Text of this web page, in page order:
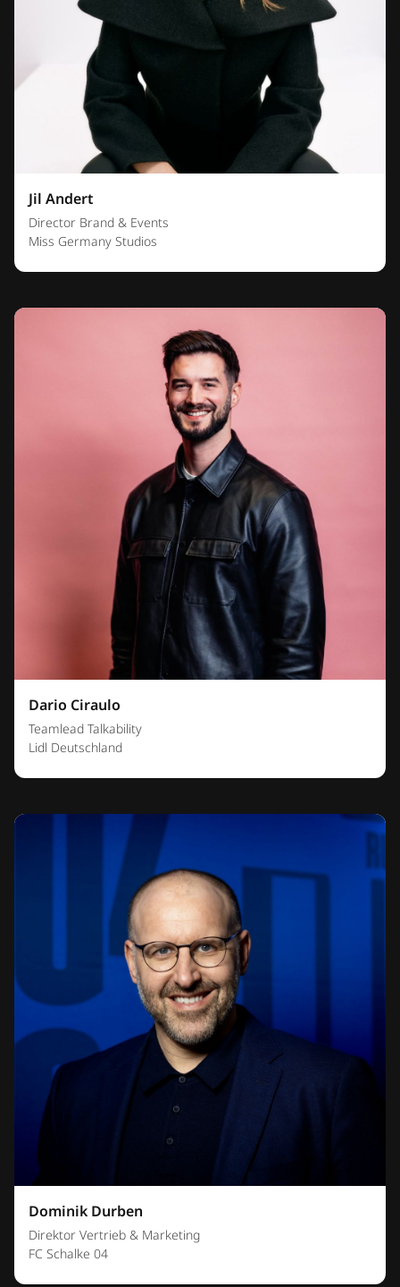
Jil Andert
Director Brand & Events
Miss Germany Studios
Dario Ciraulo
Teamlead Talkability
Lidl Deutschland
Dominik Durben
Direktor Vertrieb & Marketing
FC Schalke 04